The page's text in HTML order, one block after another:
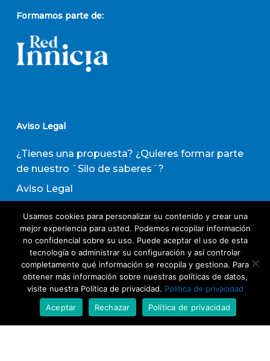
Formamos parte de:
Aviso Legal
¿Tienes una propuesta? ¿Quieres formar parte
de nuestro `Silo de saberes´?
Aviso Legal
Política de Transparencia
Política de Evaluación de Proveedores
Suscribirse a nuestro boletín de actividades
Usamos cookies para personalizar su contenido y crear una
mejor experiencia para usted. Podemos recopilar información
no confidencial sobre su uso. Puede aceptar el uso de esta
tecnología o administrar su configuración y así controlar
completamente qué información se recopila y gestiona. Para
obtener más información sobre nuestras políticas de datos,
visite nuestra Política de privacidad. Política de privacidad
Aceptar
Rechazar Política de privacidad